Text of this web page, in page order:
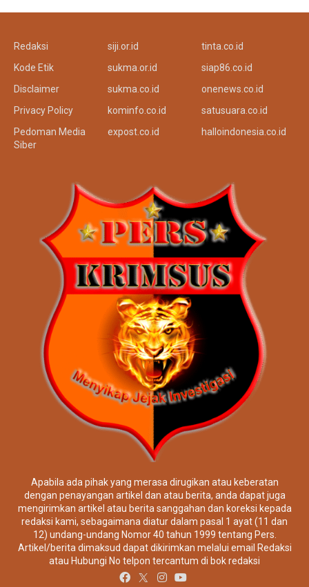
Redaksi
Kode Etik
Disclaimer
Privacy Policy
Pedoman Media
Siber
siji.or.id
sukma.or.id
sukma.co.id
kominfo.co.id
expost.co.id
tinta.co.id
siap86.co.id
onenews.co.id
satusuara.co.id
halloindonesia.co.id
Apabila ada pihak yang merasa dirugikan atau keberatan
dengan penayangan artikel dan atau berita, anda dapat juga
mengirimkan artikel atau berita sanggahan dan koreksi kepada
redaksi kami, sebagaimana diatur dalam pasal 1 ayat (11 dan
12) undang-undang Nomor 40 tahun 1999 tentang Pers.
Artikel/berita dimaksud dapat dikirimkan melalui email Redaksi
atau Hubungi No telpon tercantum di bok redaksi